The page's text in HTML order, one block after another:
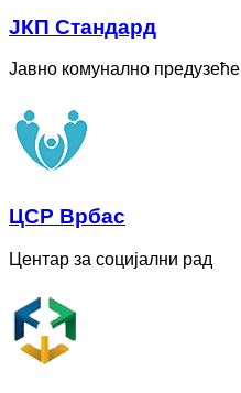
ЈКП Стандард
Јавно комунално предузеће
ЦСР Врбас
Центар за социјални рад